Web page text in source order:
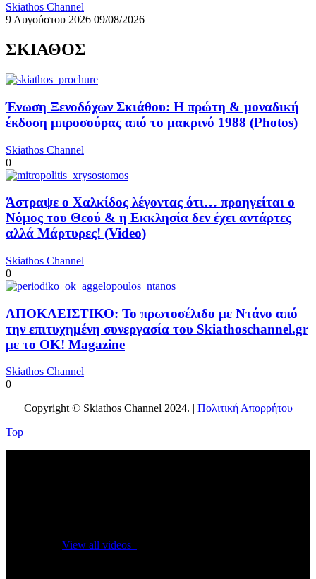
Skiathos Channel
9 Αυγούστου 2026 09/08/2026
ΣΚΙΑΘΟΣ
Ένωση Ξενοδόχων Σκιάθου: Η πρώτη & μοναδική
έκδοση μπροσούρας από το μακρινό 1988 (Photos)
Skiathos Channel
0
Άστραψε ο Χαλκίδος λέγοντας ότι… προηγείται ο
Νόμος του Θεού & η Εκκλησία δεν έχει αντάρτες
αλλά Μάρτυρες! (Video)
Skiathos Channel
0
ΑΠΟΚΛΕΙΣΤΙΚΟ: Το πρωτοσέλιδο με Ντάνο από
την επιτυχημένη συνεργασία του Skiathoschannel.gr
με το OK! Magazine
Skiathos Channel
0
Copyright © Skiathos Channel 2024. | Πολιτική Απορρήτου
Top
View all videos